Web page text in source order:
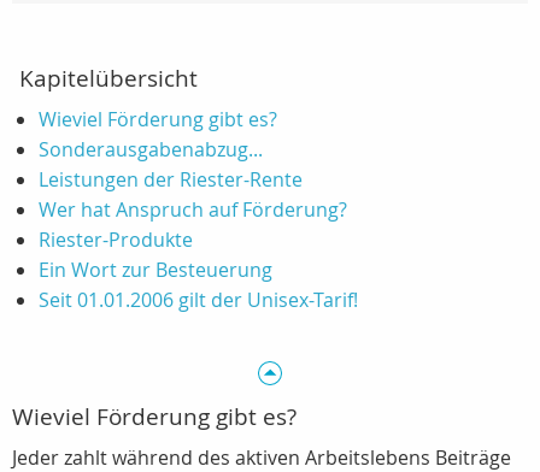
Kapitelübersicht
Wieviel Förderung gibt es?
Sonderausgabenabzug...
Leistungen der Riester-Rente
Wer hat Anspruch auf Förderung?
Riester-Produkte
Ein Wort zur Besteuerung
Seit 01.01.2006 gilt der Unisex-Tarif!
Wieviel Förderung gibt es?
Jeder zahlt während des aktiven Arbeitslebens Beiträge